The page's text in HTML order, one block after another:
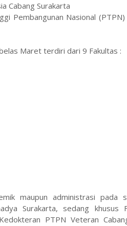
Cabang Surakarta
Pembangunan Nasional
Maret terdiri dari 9 Fakultas :
maupun administrasi
Surakarta, sedang khusus
PTPN Veteran